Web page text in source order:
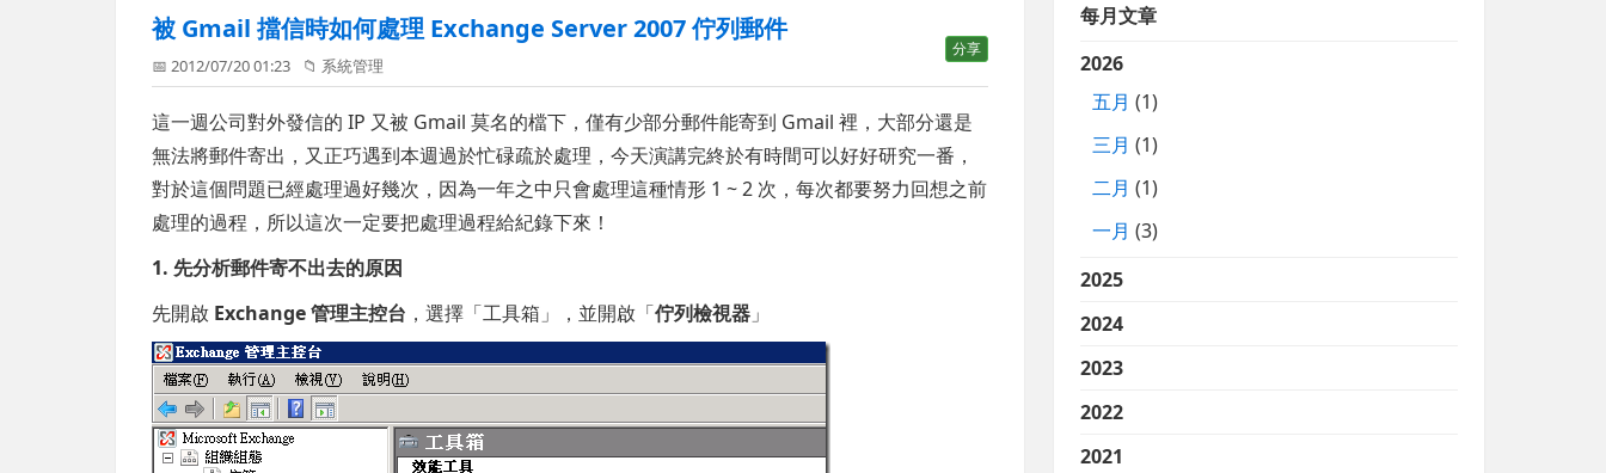
被 Gmail 擋信時如何處理 Exchange Server 2007 佇列郵件
分享
📅 2012/07/20 01:23 📁 系統管理
這一週公司對外發信的 IP 又被 Gmail 莫名的檔下，僅有少部分郵件能寄到 Gmail 裡，大部分還是
無法將郵件寄出，又正巧遇到本週過於忙碌疏於處理，今天演講完終於有時間可以好好研究一番，
對於這個問題已經處理過好幾次，因為一年之中只會處理這種情形 1 ~ 2 次，每次都要努力回想之前
處理的過程，所以這次一定要把處理過程給紀錄下來！
1. 先分析郵件寄不出去的原因
先開啟 Exchange 管理主控台 ，選擇「工具箱」，並開啟「佇列檢視器 」
每月文章
2026
五月 (1)
三月 (1)
二月 (1)
一月 (3)
2025
2024
2023
2022
2021